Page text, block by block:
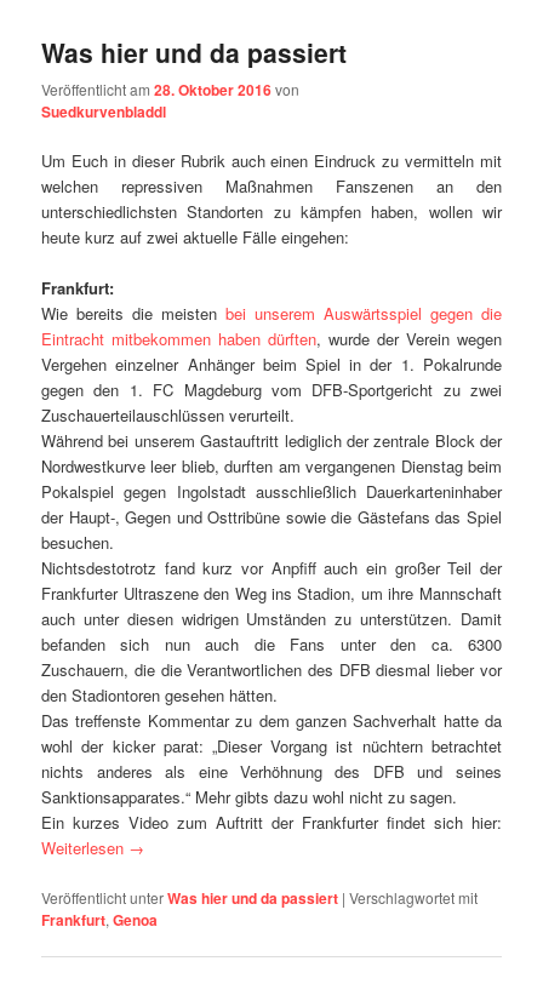
Was hier und da passiert
Veröffentlicht am28. Oktober 2016von
Suedkurvenbladdl
Um Euch in dieser Rubrik auch einen Eindruck zu vermitteln mit
welchen repressiven Maßnahmen Fanszenen an den
unterschiedlichsten Standorten zu kämpfen haben, wollen wir
heute kurz auf zwei aktuelle Fälle eingehen:
Frankfurt:
Wie bereits die meisten bei unserem Auswärtsspiel gegen die
Eintracht mitbekommen haben dürften, wurde der Verein wegen
Vergehen einzelner Anhänger beim Spiel in der 1. Pokalrunde
gegen den 1. FC Magdeburg vom DFB-Sportgericht zu zwei
Zuschauerteilauschlüssen verurteilt.
Während bei unserem Gastauftritt lediglich der zentrale Block der
Nordwestkurve leer blieb, durften am vergangenen Dienstag beim
Pokalspiel gegen Ingolstadt ausschließlich Dauerkarteninhaber
der Haupt-, Gegen und Osttribüne sowie die Gästefans das Spiel
besuchen.
Nichtsdestotrotz fand kurz vor Anpfiff auch ein großer Teil der
Frankfurter Ultraszene den Weg ins Stadion, um ihre Mannschaft
auch unter diesen widrigen Umständen zu unterstützen. Damit
befanden sich nun auch die Fans unter den ca. 6300
Zuschauern, die die Verantwortlichen des DFB diesmal lieber vor
den Stadiontoren gesehen hätten.
Das treffenste Kommentar zu dem ganzen Sachverhalt hatte da
wohl der kicker parat: „Dieser Vorgang ist nüchtern betrachtet
nichts anderes als eine Verhöhnung des DFB und seines
Sanktionsapparates.“ Mehr gibts dazu wohl nicht zu sagen.
Ein kurzes Video zum Auftritt der Frankfurter findet sich hier:
Weiterlesen →
Veröffentlicht unterWas hier und da passiert |Verschlagwortet mit
Frankfurt,Genoa